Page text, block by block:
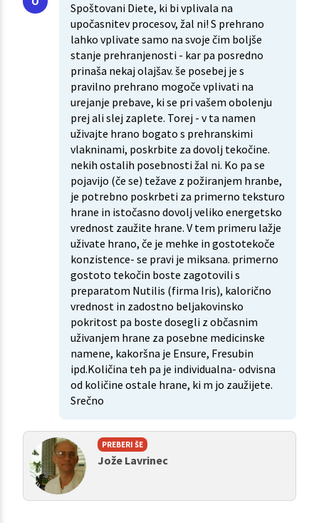
Spoštovani Diete, ki bi vplivala na
upočasnitev procesov, žal ni! S prehrano
lahko vplivate samo na svoje čim boljše
stanje prehranjenosti - kar pa posredno
prinaša nekaj olajšav. še posebej je s
pravilno prehrano mogoče vplivati na
urejanje prebave, ki se pri vašem obolenju
prej ali slej zaplete. Torej - v ta namen
uživajte hrano bogato s prehranskimi
vlakninami, poskrbite za dovolj tekočine.
nekih ostalih posebnosti žal ni. Ko pa se
pojavijo (če se) težave z požiranjem hranbe,
je potrebno poskrbeti za primerno teksturo
hrane in istočasno dovolj veliko energetsko
vrednost zaužite hrane. V tem primeru lažje
uživate hrano, če je mehke in gostotekoče
konzistence- se pravi je miksana. primerno
gostoto tekočin boste zagotovili s
preparatom Nutilis (firma Iris), kalorično
vrednost in zadostno beljakovinsko
pokritost pa boste dosegli z občasnim
uživanjem hrane za posebne medicinske
namene, kakoršna je Ensure, Fresubin
ipd.Količina teh pa je individualna- odvisna
od količine ostale hrane, ki m jo zaužijete.
Srečno
PREBERI ŠE
Jože Lavrinec